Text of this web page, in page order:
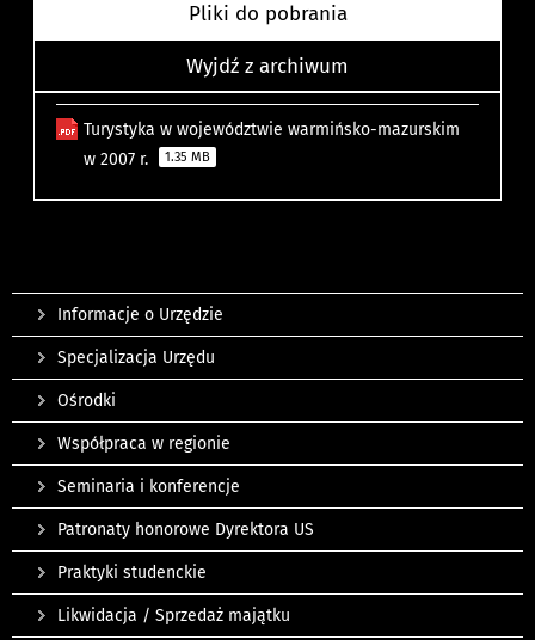
Pliki do pobrania
Wyjdź z archiwum
Turystyka w województwie warmińsko-mazurskim
w 2007 r.
1.35 MB
Informacje o Urzędzie
Specjalizacja Urzędu
Ośrodki
Współpraca w regionie
Seminaria i konferencje
Patronaty honorowe Dyrektora US
Praktyki studenckie
Likwidacja / Sprzedaż majątku